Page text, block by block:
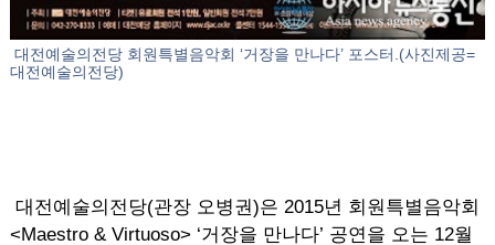
대전예술의전당 회원특별음악회 ‘거장을 만나다’ 포스터.(사진제공=
대전예술의전당)
대전예술의전당(관장 오병권)은 2015년 회원특별음악회
<Maestro & Virtuoso> ‘거장을 만나다’ 공연을 오는 12월